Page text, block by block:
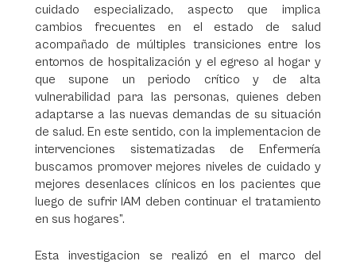
cuidado especializado, aspecto que implica
cambios frecuentes en el estado de salud
acompañado de múltiples transiciones entre los
entornos de hospitalización y el egreso al hogar y
que supone un periodo crítico y de alta
vulnerabilidad para las personas, quienes deben
adaptarse a las nuevas demandas de su situación
de salud. En este sentido, con la implementacion de
intervenciones sistematizadas de Enfermería
buscamos promover mejores niveles de cuidado y
mejores desenlaces clínicos en los pacientes que
luego de sufrir IAM deben continuar el tratamiento
en sus hogares”.
Esta investigacion se realizó en el marco del